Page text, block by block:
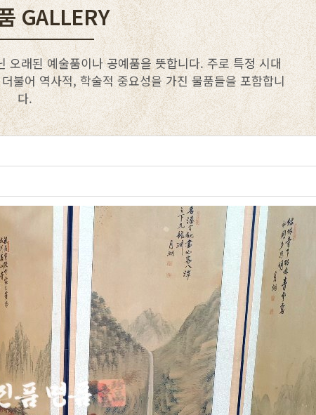
GALLERY
오래된 예술품이나 공예품을 뜻합니다. 주로 특정 시대
불어 역사적, 학술적 중요성을 가진 물품들을 포함합니
다.